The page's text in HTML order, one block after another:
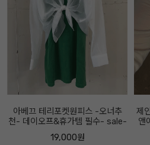
아베끄 테리포켓원피스 -오너추
천- 데이오프&휴가템 필수- sale-
19,000원
제
앤